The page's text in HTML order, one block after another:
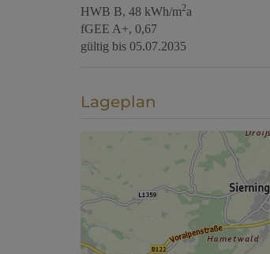
HWB B, 48 kWh/m2a
fGEE A+, 0,67
gültig bis 05.07.2035
Lageplan